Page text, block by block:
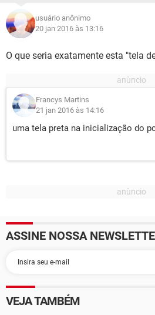
usuário anônimo
20 jan 2016 às 13:16
O que seria exatamente esta "tela
Francys Martins
21 jan 2016 às 14:16
uma tela preta na inicialização do
ASSINE NOSSA
VEJA TAMBÉM